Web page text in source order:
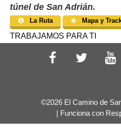
túnel de San Adrián.
La Ruta Mapa y
TRABAJAMOS PARA TI
©2026 El Camino de
| Funciona con